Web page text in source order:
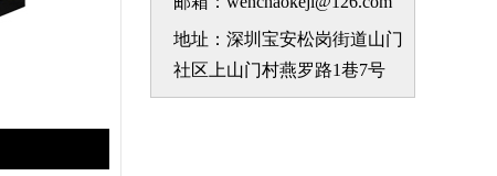
地址：深圳宝安松岗街道山门
社区上山门村燕罗路1巷7号